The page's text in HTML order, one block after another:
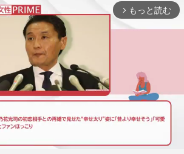
arrow_forward_ios もっと読む